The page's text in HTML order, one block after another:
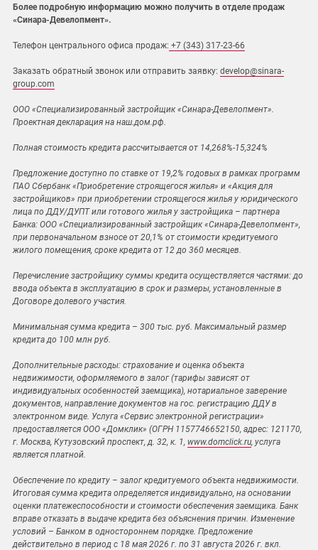
Более подробную информацию можно получить в отделе продаж
«Синара-Девелопмент».
Телефон центрального офиса продаж: +7 (343) 317-23-66
Заказать обратный звонок или отправить заявку: develop@sinara-
group.com
ООО «Специализированный застройщик «Синара-Девелопмент».
Проектная декларация на наш.дом.рф.
Полная стоимость кредита рассчитывается от 14,268%-15,324%
Предложение доступно по ставке от 19,2% годовых в рамках программ
ПАО Сбербанк «Приобретение строящегося жилья» и «Акция для
застройщиков» при приобретении строящегося жилья у юридического
лица по ДДУ/ДУПТ или готового жилья у застройщика – партнера
Банка: ООО «Специализированный застройщик «Синара-Девелопмент»,
при первоначальном взносе от 20,1% от стоимости кредитуемого
жилого помещения, сроке кредита от 12 до 360 месяцев.
Перечисление застройщику суммы кредита осуществляется частями: до
ввода объекта в эксплуатацию в срок и размеры, установленные в
Договоре долевого участия.
Минимальная сумма кредита – 300 тыс. руб. Максимальный размер
кредита до 100 млн руб.
Дополнительные расходы: страхование и оценка объекта
недвижимости, оформляемого в залог (тарифы зависят от
индивидуальных особенностей заемщика), нотариальное заверение
документов, направление документов на гос. регистрацию ДДУ в
электронном виде. Услуга «Сервис электронной регистрации»
предоставляется ООО «Домклик» (ОГРН 1157746652150, адрес: 121170,
г. Москва, Кутузовский проспект, д. 32, к. 1, www.domclick.ru, услуга
является платной.
Обеспечение по кредиту – залог кредитуемого объекта недвижимости.
Итоговая сумма кредита определяется индивидуально, на основании
оценки платежеспособности и стоимости обеспечения заемщика. Банк
вправе отказать в выдаче кредита без объяснения причин. Изменение
условий – Банком в одностороннем порядке. Предложение
действительно в период с 18 мая 2026 г. по 31 августа 2026 г. вкл.